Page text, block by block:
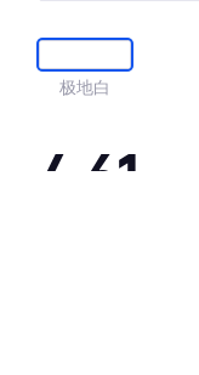
极地白
4.61